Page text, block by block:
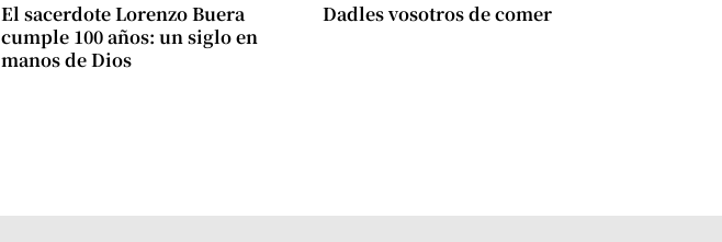
El sacerdote Lorenzo Buera
cumple 100 años: un siglo en
manos de Dios
Dadles vosotros de comer